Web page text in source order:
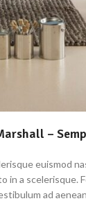
–
euismod
in a scelerisque.
ad